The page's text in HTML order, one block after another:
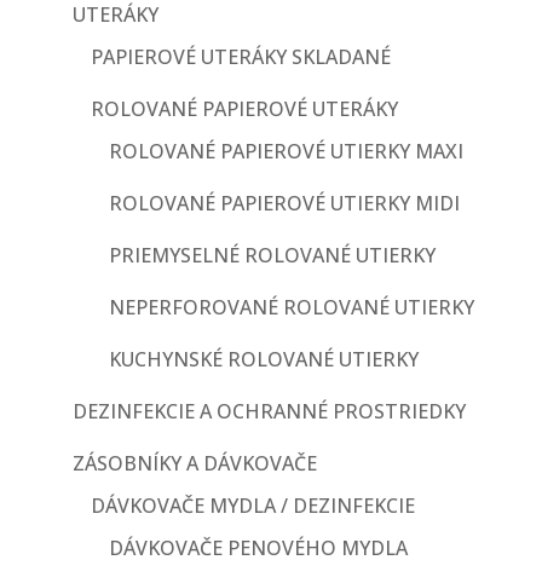
UTERÁKY
PAPIEROVÉ UTERÁKY SKLADANÉ
ROLOVANÉ PAPIEROVÉ UTERÁKY
ROLOVANÉ PAPIEROVÉ UTIERKY MAXI
ROLOVANÉ PAPIEROVÉ UTIERKY MIDI
PRIEMYSELNÉ ROLOVANÉ UTIERKY
NEPERFOROVANÉ ROLOVANÉ UTIERKY
KUCHYNSKÉ ROLOVANÉ UTIERKY
DEZINFEKCIE A OCHRANNÉ PROSTRIEDKY
ZÁSOBNÍKY A DÁVKOVAČE
DÁVKOVAČE MYDLA / DEZINFEKCIE
DÁVKOVAČE PENOVÉHO MYDLA